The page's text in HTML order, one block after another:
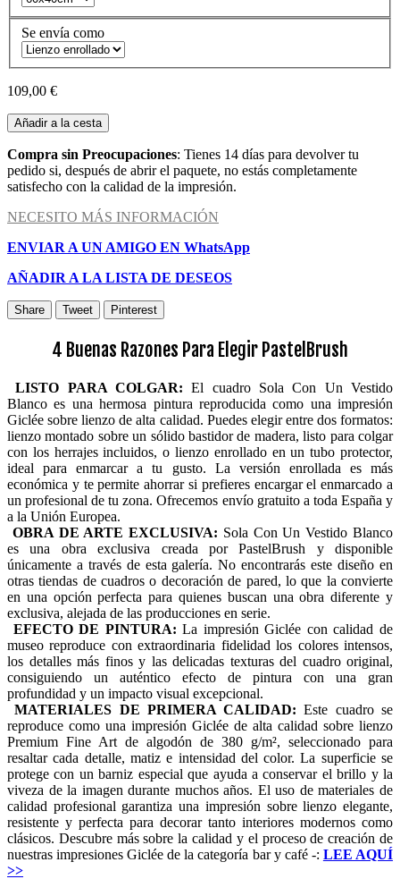
Se envía como
109,00 €
Añadir a la cesta
Compra sin Preocupaciones: Tienes 14 días para devolver tu
pedido si, después de abrir el paquete, no estás completamente
satisfecho con la calidad de la impresión.
NECESITO MÁS INFORMACIÓN
ENVIAR A UN AMIGO EN WhatsApp
AÑADIR A LA LISTA DE DESEOS
Share Tweet Pinterest
4 Buenas Razones Para Elegir PastelBrush
LISTO PARA COLGAR:El cuadro Sola Con Un Vestido
Blanco es una hermosa pintura reproducida como una impresión
Giclée sobre lienzo de alta calidad. Puedes elegir entre dos formatos:
lienzo montado sobre un sólido bastidor de madera, listo para colgar
con los herrajes incluidos, o lienzo enrollado en un tubo protector,
ideal para enmarcar a tu gusto. La versión enrollada es más
económica y te permite ahorrar si prefieres encargar el enmarcado a
un profesional de tu zona. Ofrecemos envío gratuito a toda España y
a la Unión Europea.
OBRA DE ARTE EXCLUSIVA: Sola Con Un Vestido Blanco
es una obra exclusiva creada por PastelBrush y disponible
únicamente a través de esta galería. No encontrarás este diseño en
otras tiendas de cuadros o decoración de pared, lo que la convierte
en una opción perfecta para quienes buscan una obra diferente y
exclusiva, alejada de las producciones en serie.
EFECTO DE PINTURA: La impresión Giclée con calidad de
museo reproduce con extraordinaria fidelidad los colores intensos,
los detalles más finos y las delicadas texturas del cuadro original,
consiguiendo un auténtico efecto de pintura con una gran
profundidad y un impacto visual excepcional.
MATERIALES DE PRIMERA CALIDAD: Este cuadro se
reproduce como una impresión Giclée de alta calidad sobre lienzo
Premium Fine Art de algodón de 380 g/m², seleccionado para
resaltar cada detalle, matiz e intensidad del color. La superficie se
protege con un barniz especial que ayuda a conservar el brillo y la
viveza de la imagen durante muchos años. El uso de materiales de
calidad profesional garantiza una impresión sobre lienzo elegante,
resistente y perfecta para decorar tanto interiores modernos como
clásicos. Descubre más sobre la calidad y el proceso de creación de
nuestras impresiones Giclée de la categoría bar y café -: LEE AQUÍ
>>